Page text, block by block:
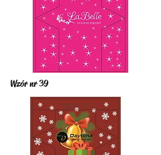
Wzór nr 39